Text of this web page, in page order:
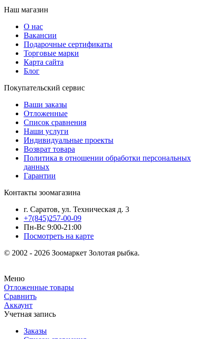
Наш магазин
О нас
Вакансии
Подарочные сертификаты
Торговые марки
Карта сайта
Блог
Покупательский сервис
Ваши заказы
Отложенные
Список сравнения
Наши услуги
Индивидуальные проекты
Возврат товара
Политика в отношении обработки персональных
данных
Гарантии
Контакты зоомагазина
г. Саратов, ул. Техническая д. 3
+7(845)257-00-09
Пн-Вс 9:00-21:00
Посмотреть на карте
© 2002 - 2026 Зоомаркет Золотая рыбка.
Меню
Отложенные товары
Сравнить
Аккаунт
Учетная запись
Заказы